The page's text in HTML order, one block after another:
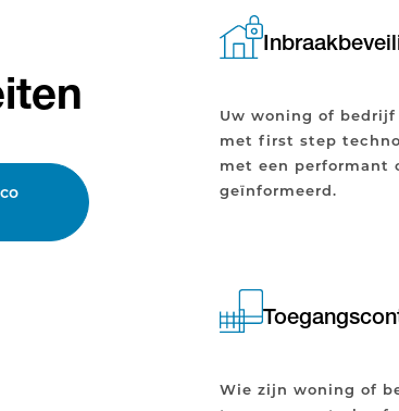
Uw woning of
met first step
met een performant
geïnformeerd.
Wie zijn woning of